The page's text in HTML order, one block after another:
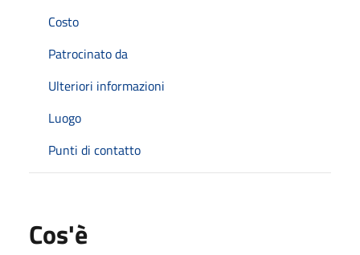
Costo
Patrocinato da
Ulteriori informazioni
Luogo
Punti di contatto
Cos'è